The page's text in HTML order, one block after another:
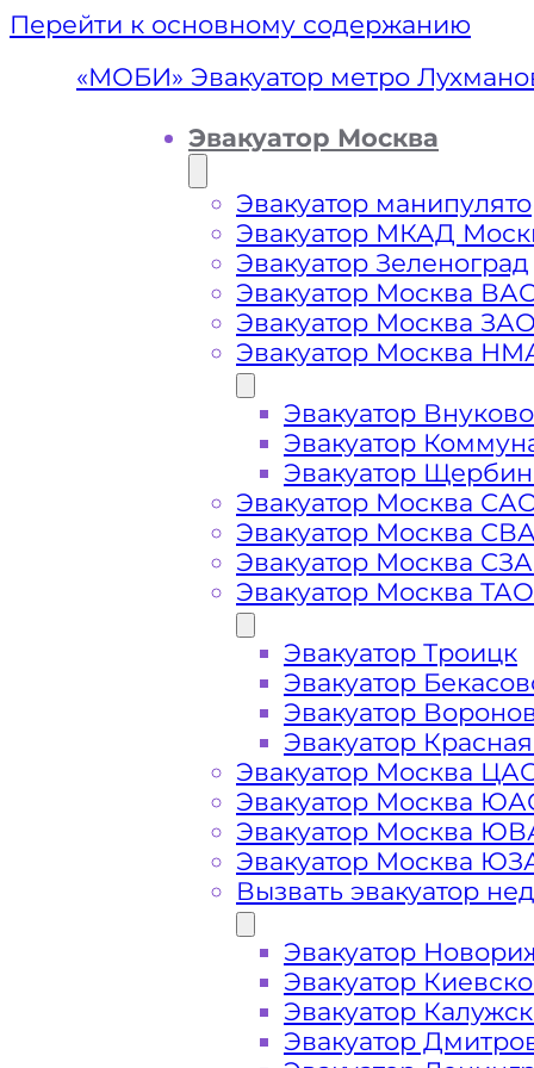
Перейти к основному содержанию
Эвакуатор
Вызвать эвакуатор
Эвакуатор метро Лухмановская
подача ближайшего эвакуатора
Погрузим бережно- в наличии
автомобиля от метро
Перевезём аккуратно
Цена известна при заказе услуги
доступная стоимость услуг без
«МОБИ» Эвакуатор метро
Эвакуатор Москва
Эвакуатор
Эвакуатор МКАД
Эвакуатор Зеленоград
Эвакуатор Москва
Эвакуатор Москва
Эвакуатор Москва
Эвакуатор Внуково
Эвакуатор
Эвакуатор
Эвакуатор Москва
Эвакуатор Москва
Эвакуатор Москва
Эвакуатор Москва ТАО
Эвакуатор Троицк
Эвакуатор
Эвакуатор
Эвакуатор
Эвакуатор Москва
Эвакуатор Москва
Эвакуатор Москва
Эвакуатор Москва
Вызвать эвакуатор
Эвакуатор
Эвакуатор
Эвакуатор
Эвакуатор